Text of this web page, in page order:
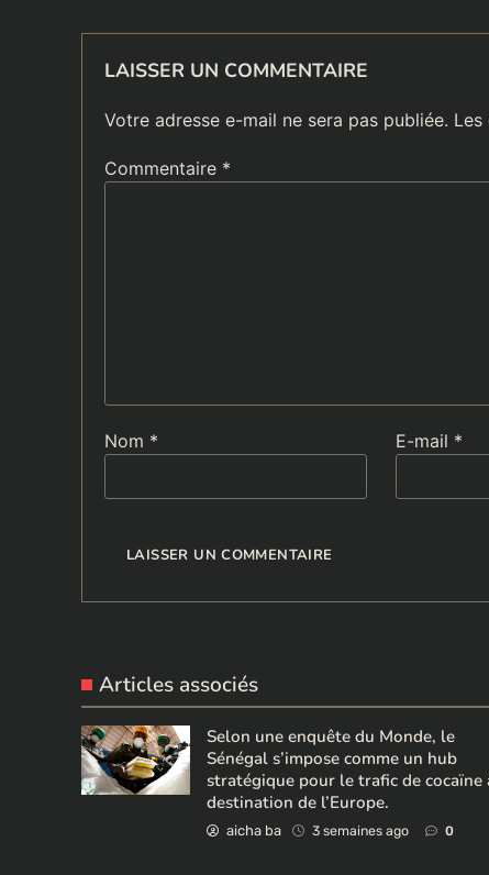
LAISSER UN COMMENTAIRE
Votre adresse e-mail ne sera pas publiée.
Commentaire *
Nom * E-mail *
Articles associés
Selon une enquête du Monde, le
Sénégal s’impose comme un hub
stratégique pour le trafic de cocaïne
destination de l’Europe.
aicha ba 3 semaines ago 0